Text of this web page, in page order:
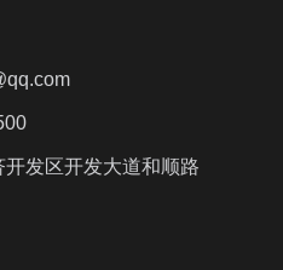
发区开发大道和顺路